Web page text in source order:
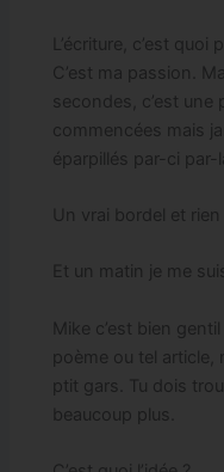
L’écriture, c’est quoi
C’est ma passion.
secondes, c’est
commencées mais
éparpillés par-ci par-
Un vrai bordel et
Et un matin je me
Mike c’est bien
poème ou tel article,
ptit gars. Tu dois
beaucoup plus.